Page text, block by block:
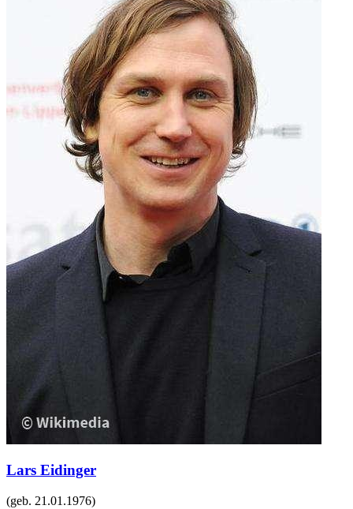
Lars Eidinger
(geb. 21.01.1976)